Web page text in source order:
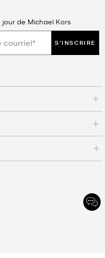
de Michael Kors
S'INSCRIRE